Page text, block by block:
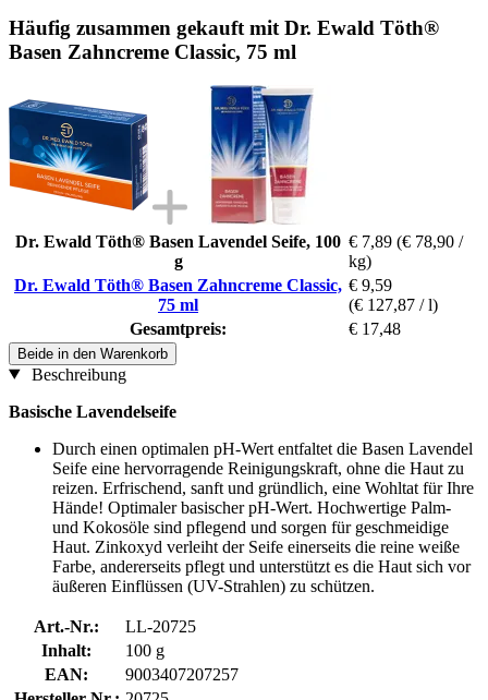
Häufig zusammen gekauft mit Dr. Ewald Töth®
Basen Zahncreme Classic, 75 ml
Dr. Ewald Töth® Basen Lavendel Seife, 100
g
€ 7,89 (€ 78,90 /
kg)
Dr. Ewald Töth® Basen Zahncreme Classic,
75 ml
€ 9,59
(€ 127,87 / l)
Gesamtpreis:
€ 17,48
Beide in den Warenkorb
Beschreibung
Basische Lavendelseife
Durch einen optimalen pH-Wert entfaltet die Basen Lavendel
Seife eine hervorragende Reinigungskraft, ohne die Haut zu
reizen. Erfrischend, sanft und gründlich, eine Wohltat für Ihre
Hände! Optimaler basischer pH-Wert. Hochwertige Palm-
und Kokosöle sind pflegend und sorgen für geschmeidige
Haut. Zinkoxyd verleiht der Seife einerseits die reine weiße
Farbe, andererseits pflegt und unterstützt es die Haut sich vor
äußeren Einflüssen (UV-Strahlen) zu schützen.
Art.-Nr.:
LL-20725
Inhalt:
100 g
EAN:
9003407207257